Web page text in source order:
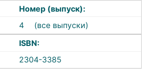
Номер (выпуск):
4
(все выпуски)
ISBN:
2304-3385